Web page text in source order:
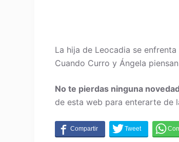
La hija de Leocadia se
Cuando Curro y Ángela
No te pierdas ninguna novedad
de esta web para enterarte de